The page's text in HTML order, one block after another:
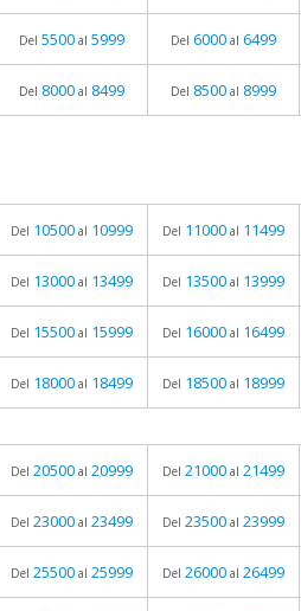
Del 5500 al 5999 Del 6000 al 6499
Del 8000 al 8499 Del 8500 al 8999
Del 10500 al 10999 Del 11000 al 11499
Del 13000 al 13499 Del 13500 al 13999
Del 15500 al 15999 Del 16000 al 16499
Del 18000 al 18499 Del 18500 al 18999
Del 20500 al 20999 Del 21000 al 21499
Del 23000 al 23499 Del 23500 al 23999
Del 25500 al 25999 Del 26000 al 26499